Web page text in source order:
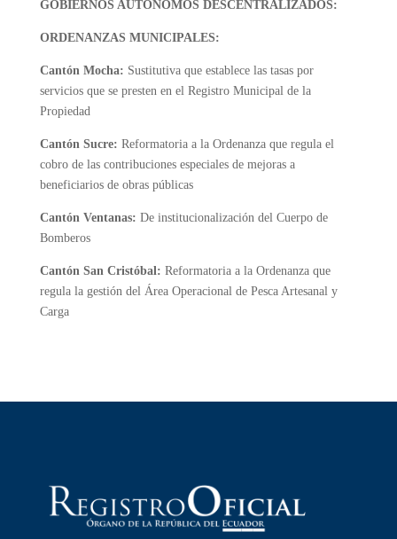
GOBIERNOS AUTÓNOMOS DESCENTRALIZADOS:
ORDENANZAS MUNICIPALES:
Cantón Mocha: Sustitutiva que establece las tasas por
servicios que se presten en el Registro Municipal de la
Propiedad
Cantón Sucre: Reformatoria a la Ordenanza que regula el
cobro de las contribuciones especiales de mejoras a
beneficiarios de obras públicas
Cantón Ventanas: De institucionalización del Cuerpo de
Bomberos
Cantón San Cristóbal: Reformatoria a la Ordenanza que
regula la gestión del Área Operacional de Pesca Artesanal y
Carga